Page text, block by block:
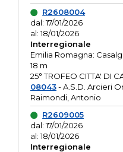
R2608004
dal: 17/01/2026
al: 18/01/2026
Interregionale
Emilia Romagna:
18 m
25° TROFEO CITTA' DI
08043- A.S.D. Arcieri
Raimondi, Antonio
R2609005
dal: 17/01/2026
al: 18/01/2026
Interregionale